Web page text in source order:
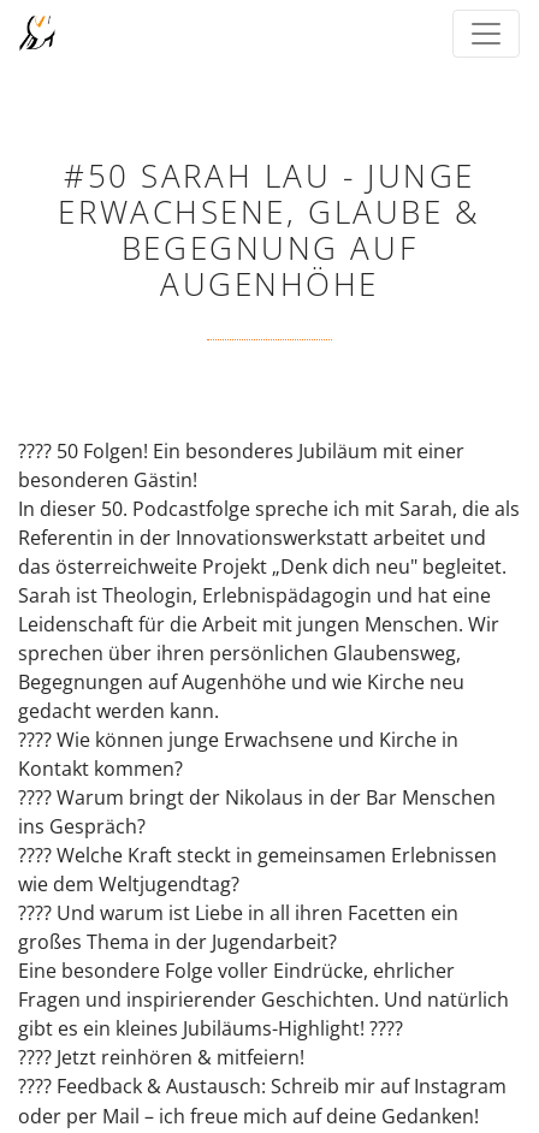
#50 SARAH LAU - JUNGE
ERWACHSENE, GLAUBE &
BEGEGNUNG AUF
AUGENHÖHE
???? 50 Folgen! Ein besonderes Jubiläum mit einer
besonderen Gästin!
In dieser 50. Podcastfolge spreche ich mit Sarah, die als
Referentin in der Innovationswerkstatt arbeitet und
das österreichweite Projekt „Denk dich neu" begleitet.
Sarah ist Theologin, Erlebnispädagogin und hat eine
Leidenschaft für die Arbeit mit jungen Menschen. Wir
sprechen über ihren persönlichen Glaubensweg,
Begegnungen auf Augenhöhe und wie Kirche neu
gedacht werden kann.
???? Wie können junge Erwachsene und Kirche in
Kontakt kommen?
???? Warum bringt der Nikolaus in der Bar Menschen
ins Gespräch?
???? Welche Kraft steckt in gemeinsamen Erlebnissen
wie dem Weltjugendtag?
???? Und warum ist Liebe in all ihren Facetten ein
großes Thema in der Jugendarbeit?
Eine besondere Folge voller Eindrücke, ehrlicher
Fragen und inspirierender Geschichten. Und natürlich
gibt es ein kleines Jubiläums-Highlight! ????
???? Jetzt reinhören & mitfeiern!
???? Feedback & Austausch: Schreib mir auf Instagram
oder per ⁠Mail⁠ – ich freue mich auf deine Gedanken!